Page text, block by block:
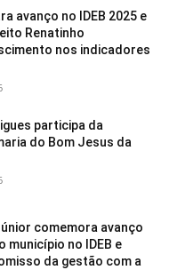
avanço no IDEB 2025 e
Renatinho
nos indicadores
participa da
do Bom Jesus da
comemora avanço
município no IDEB e
da gestão com a